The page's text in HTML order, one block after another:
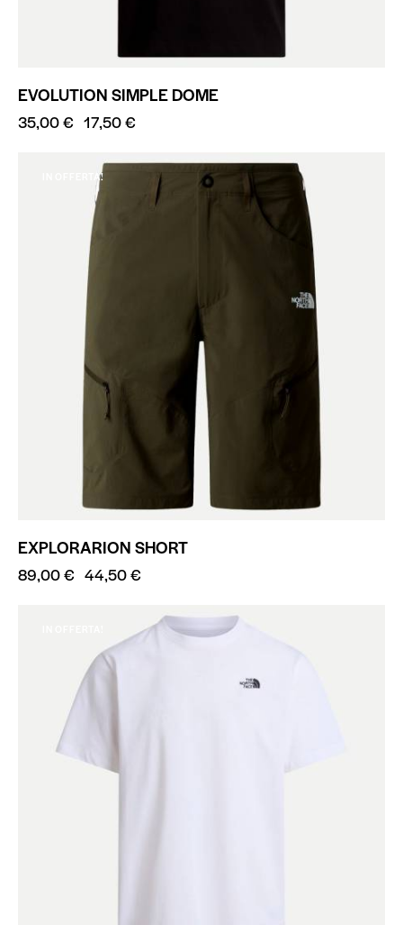
EVOLUTION SIMPLE DOME
35,00€ 17,50€
IN OFFERTA!
EXPLORARION SHORT
89,00€ 44,50€